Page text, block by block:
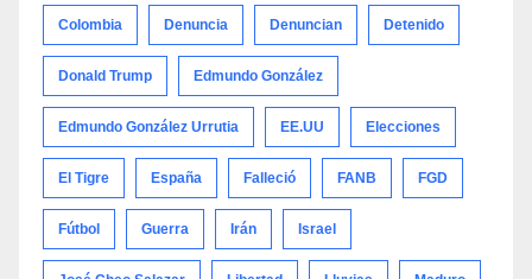
Colombia Denuncia Denuncian Detenido
Donald Trump Edmundo González
Edmundo González Urrutia EE.UU Elecciones
El Tigre España Falleció FANB FGD
Fútbol Guerra Irán Israel